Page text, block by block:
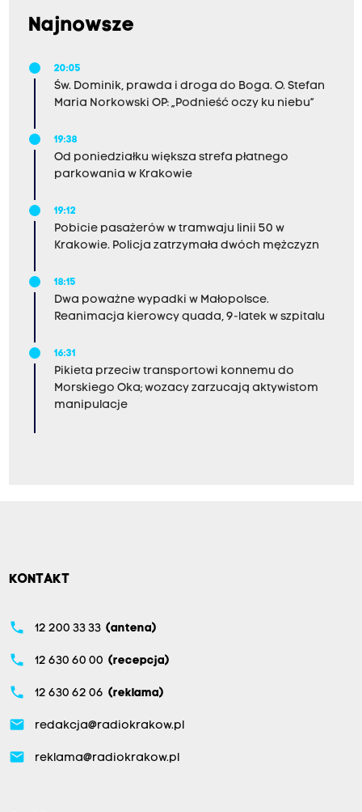
Najnowsze
20:05
Św. Dominik, prawda i droga do Boga. O. Stefan
Maria Norkowski OP: „Podnieść oczy ku niebu”
19:38
Od poniedziałku większa strefa płatnego
parkowania w Krakowie
19:12
Pobicie pasażerów w tramwaju linii 50 w
Krakowie. Policja zatrzymała dwóch mężczyzn
18:15
Dwa poważne wypadki w Małopolsce.
Reanimacja kierowcy quada, 9-latek w szpitalu
16:31
Pikieta przeciw transportowi konnemu do
Morskiego Oka; wozacy zarzucają aktywistom
manipulacje
KONTAKT
phone 12 200 33 33 (antena)
phone 12 630 60 00 (recepcja)
phone 12 630 62 06 (reklama)
email redakcja@radiokrakow.pl
email reklama@radiokrakow.pl